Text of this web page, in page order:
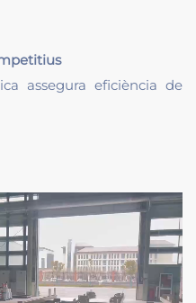
assegura eficiència de